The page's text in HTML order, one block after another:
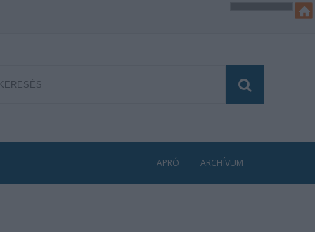
APRÓ ARCHÍVUM